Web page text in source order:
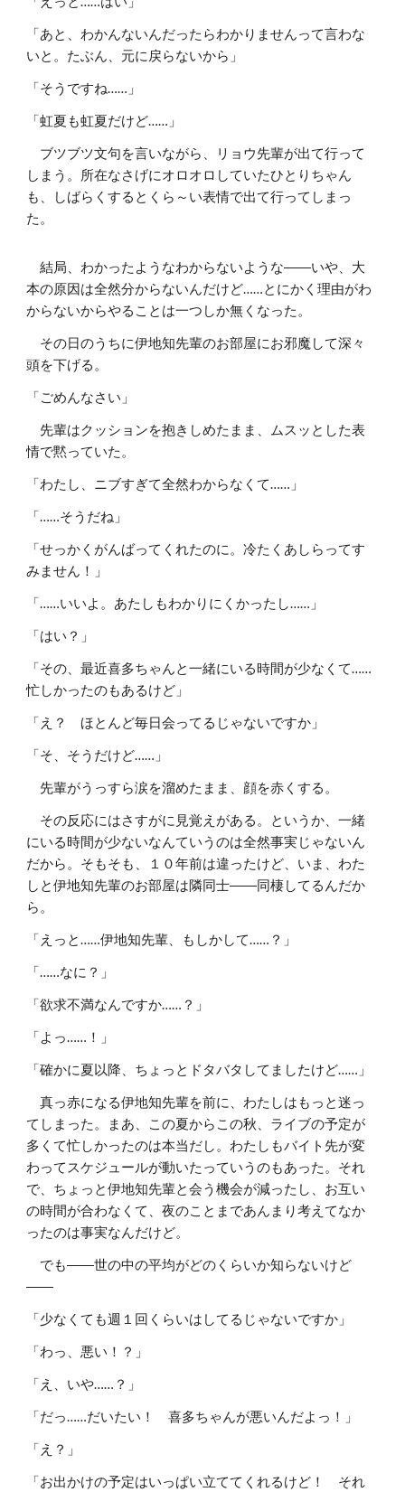
「あと、わかんないんだったらわかりませんって言わな
いと。たぶん、元に戻らないから」
「そうですね……」
「虹夏も虹夏だけど……」
ブツブツ文句を言いながら、リョウ先輩が出て行って
しまう。所在なさげにオロオロしていたひとりちゃん
も、しばらくするとくら～い表情で出て行ってしまっ
た。
結局、わかったようなわからないような――いや、大
本の原因は全然分からないんだけど……とにかく理由がわ
からないからやることは一つしか無くなった。
その日のうちに伊地知先輩のお部屋にお邪魔して深々
頭を下げる。
「ごめんなさい」
先輩はクッションを抱きしめたまま、ムスッとした表
情で黙っていた。
「わたし、ニブすぎて全然わからなくて……」
「……そうだね」
「せっかくがんばってくれたのに。冷たくあしらってす
みません！」
「……いいよ。あたしもわかりにくかったし……」
「はい？」
「その、最近喜多ちゃんと一緒にいる時間が少なくて……
忙しかったのもあるけど」
「え？ ほとんど毎日会ってるじゃないですか」
「そ、そうだけど……」
先輩がうっすら涙を溜めたまま、顔を赤くする。
その反応にはさすがに見覚えがある。というか、一緒
にいる時間が少ないなんていうのは全然事実じゃないん
だから。そもそも、１０年前は違ったけど、いま、わた
しと伊地知先輩のお部屋は隣同士――同棲してるんだか
ら。
「えっと……伊地知先輩、もしかして……？」
「……なに？」
「欲求不満なんですか……？」
「よっ……！」
「確かに夏以降、ちょっとドタバタしてましたけど……」
真っ赤になる伊地知先輩を前に、わたしはもっと迷っ
てしまった。まあ、この夏からこの秋、ライブの予定が
多くて忙しかったのは本当だし。わたしもバイト先が変
わってスケジュールが動いたっていうのもあった。それ
で、ちょっと伊地知先輩と会う機会が減ったし、お互い
の時間が合わなくて、夜のことまであんまり考えてなか
ったのは事実なんだけど。
でも――世の中の平均がどのくらいか知らないけど
――
「少なくても週１回くらいはしてるじゃないですか」
「わっ、悪い！？」
「え、いや……？」
「だっ……だいたい！ 喜多ちゃんが悪いんだよっ！」
「え？」
「お出かけの予定はいっぱい立ててくれるけど！ それ